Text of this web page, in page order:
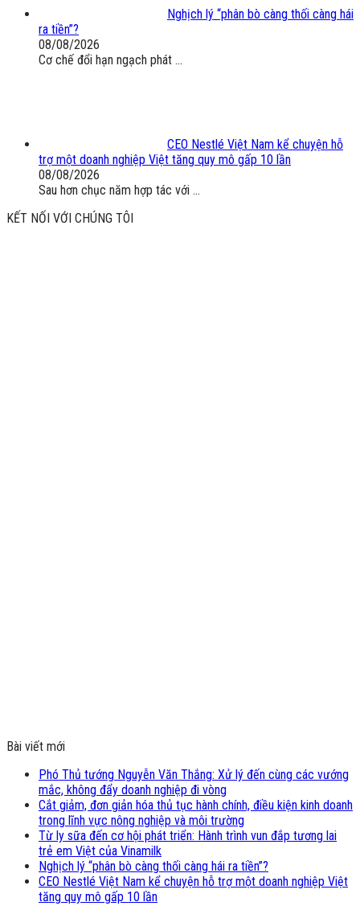
Nghịch lý “phân bò càng thối càng hái
ra tiền”?
08/08/2026
Cơ chế đổi hạn ngạch phát ...
CEO Nestlé Việt Nam kể chuyện hỗ
trợ một doanh nghiệp Việt tăng quy mô gấp 10 lần
08/08/2026
Sau hơn chục năm hợp tác với ...
KẾT NỐI VỚI CHÚNG TÔI
Bài viết mới
Phó Thủ tướng Nguyễn Văn Thắng: Xử lý đến cùng các vướng
mắc, không đẩy doanh nghiệp đi vòng
Cắt giảm, đơn giản hóa thủ tục hành chính, điều kiện kinh doanh
trong lĩnh vực nông nghiệp và môi trường
Từ ly sữa đến cơ hội phát triển: Hành trình vun đắp tương lai
trẻ em Việt của Vinamilk
Nghịch lý “phân bò càng thối càng hái ra tiền”?
CEO Nestlé Việt Nam kể chuyện hỗ trợ một doanh nghiệp Việt
tăng quy mô gấp 10 lần